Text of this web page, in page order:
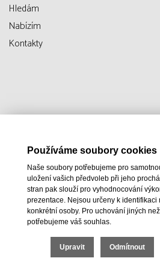
Hledám
Nabízím
Kontakty
Používáme soubory cookies
Naše soubory potřebujeme pro
uložení vašich předvoleb při jeho
stran pak slouží pro vyhodnocování
prezentace. Nejsou určeny k identifikaci
konkrétní osoby. Pro uchování jiných
potřebujeme váš souhlas.
Upravit Odmítnout